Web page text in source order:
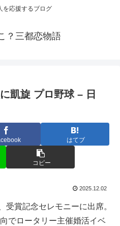
を応援するブログ
？三都恋物語
凱旋 プロ野球 – 日
はてブ
コピー
2025.12.02
受賞記念セレモニーに出席。
でロータリー主催婚活イベ